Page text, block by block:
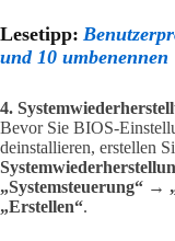
Lesetipp:
und 10 umbenennen
4.
Bevor Sie BIOS-
deinstallieren, erstellen
„Systemsteuerung“ →
„Erstellen“.